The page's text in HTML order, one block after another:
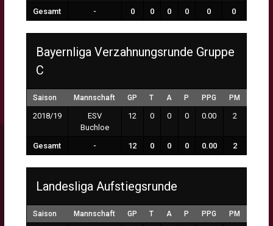
Gesamt - 0 0 0 0 0 0
Bayernliga Verzahnungsrunde Gruppe
C
Saison Mannschaft GP T A P PPG PM
2018/19
ESV
Buchloe
12 0 0 0 0.00 2
Gesamt - 12 0 0 0 0.00 2
Landesliga Aufstiegsrunde
Saison Mannschaft GP T A P PPG PM